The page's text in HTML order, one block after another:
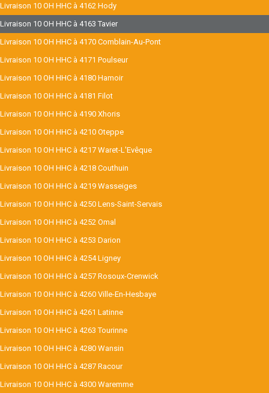
Livraison 10 OH HHC à 4162 Hody
Livraison 10 OH HHC à 4163 Tavier
Livraison 10 OH HHC à 4170 Comblain-Au-Pont
Livraison 10 OH HHC à 4171 Poulseur
Livraison 10 OH HHC à 4180 Hamoir
Livraison 10 OH HHC à 4181 Filot
Livraison 10 OH HHC à 4190 Xhoris
Livraison 10 OH HHC à 4210 Oteppe
Livraison 10 OH HHC à 4217 Waret-L'Evêque
Livraison 10 OH HHC à 4218 Couthuin
Livraison 10 OH HHC à 4219 Wasseiges
Livraison 10 OH HHC à 4250 Lens-Saint-Servais
Livraison 10 OH HHC à 4252 Omal
Livraison 10 OH HHC à 4253 Darion
Livraison 10 OH HHC à 4254 Ligney
Livraison 10 OH HHC à 4257 Rosoux-Crenwick
Livraison 10 OH HHC à 4260 Ville-En-Hesbaye
Livraison 10 OH HHC à 4261 Latinne
Livraison 10 OH HHC à 4263 Tourinne
Livraison 10 OH HHC à 4280 Wansin
Livraison 10 OH HHC à 4287 Racour
Livraison 10 OH HHC à 4300 Waremme